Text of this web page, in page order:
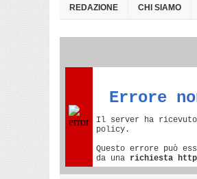
REDAZIONE CHI SIAMO